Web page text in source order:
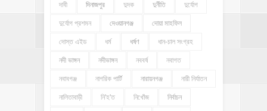
দাবী দিনাজপুর দুদক দুর্নীতি দুর্যোগ
দুর্যোগ প্রশমন দেওয়ানগঞ্জ দোয়া মাহফিল
দোস্ত এইড ধর্ম ধর্ষণ ধান-চাল সংগ্রহ
নদী ভাঙ্গন নদীভাঙ্গন নববর্ষ নবাগত
নবাবগঞ্জ নাগরিক পার্টি নারায়নগঞ্জ নারী নির্যাতন
নালিতাবাড়ী নি'হ'ত নিখোঁজ নির্বাচন